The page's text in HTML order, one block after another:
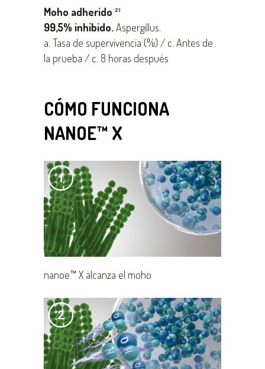
Moho adherido 2)
99,5% inhibido.Aspergillus.
a. Tasa de supervivencia (%) / c. Antes de
la prueba / c. 8 horas después
CÓMO FUNCIONA
NANOE™ X
nanoe™ X alcanza el moho